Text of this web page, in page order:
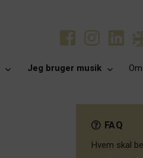
Jeg bruger musik
FAQ
Hvem skal